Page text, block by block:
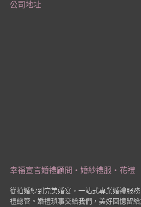
公司地址
幸福宣言婚禮顧問‧婚紗禮服‧花禮
從拍婚紗到完美婚宴，一站式專業婚禮服
禮總管。婚禮瑣事交給我們，美好回憶留給